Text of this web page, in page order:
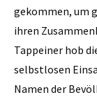
gekommen, um
ihren
Tappeiner hob
selbstlosen
Namen der